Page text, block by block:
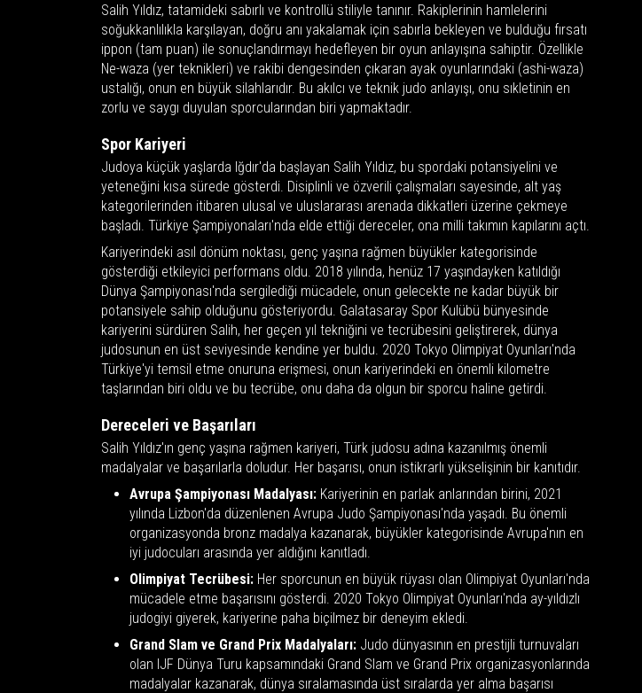
Salih Yıldız, tatamideki sabırlı ve kontrollü stiliyle tanınır. Rakiplerinin hamlelerini
soğukkanlılıkla karşılayan, doğru anı yakalamak için sabırla bekleyen ve bulduğu fırsatı
ippon (tam puan) ile sonuçlandırmayı hedefleyen bir oyun anlayışına sahiptir. Özellikle
Ne-waza (yer teknikleri) ve rakibi dengesinden çıkaran ayak oyunlarındaki (ashi-waza)
ustalığı, onun en büyük silahlarıdır. Bu akılcı ve teknik judo anlayışı, onu sıkletinin en
zorlu ve saygı duyulan sporcularından biri yapmaktadır.
Spor Kariyeri
Judoya küçük yaşlarda Iğdır'da başlayan Salih Yıldız, bu spordaki potansiyelini ve
yeteneğini kısa sürede gösterdi. Disiplinli ve özverili çalışmaları sayesinde, alt yaş
kategorilerinden itibaren ulusal ve uluslararası arenada dikkatleri üzerine çekmeye
başladı. Türkiye Şampiyonaları'nda elde ettiği dereceler, ona milli takımın kapılarını açtı.
Kariyerindeki asıl dönüm noktası, genç yaşına rağmen büyükler kategorisinde
gösterdiği etkileyici performans oldu. 2018 yılında, henüz 17 yaşındayken katıldığı
Dünya Şampiyonası'nda sergilediği mücadele, onun gelecekte ne kadar büyük bir
potansiyele sahip olduğunu gösteriyordu. Galatasaray Spor Kulübü bünyesinde
kariyerini sürdüren Salih, her geçen yıl tekniğini ve tecrübesini geliştirerek, dünya
judosunun en üst seviyesinde kendine yer buldu. 2020 Tokyo Olimpiyat Oyunları'nda
Türkiye'yi temsil etme onuruna erişmesi, onun kariyerindeki en önemli kilometre
taşlarından biri oldu ve bu tecrübe, onu daha da olgun bir sporcu haline getirdi.
Dereceleri ve Başarıları
Salih Yıldız'ın genç yaşına rağmen kariyeri, Türk judosu adına kazanılmış önemli
madalyalar ve başarılarla doludur. Her başarısı, onun istikrarlı yükselişinin bir kanıtıdır.
Avrupa Şampiyonası Madalyası: Kariyerinin en parlak anlarından birini, 2021
yılında Lizbon'da düzenlenen Avrupa Judo Şampiyonası'nda yaşadı. Bu önemli
organizasyonda bronz madalya kazanarak, büyükler kategorisinde Avrupa'nın en
iyi judocuları arasında yer aldığını kanıtladı.
Olimpiyat Tecrübesi: Her sporcunun en büyük rüyası olan Olimpiyat Oyunları'nda
mücadele etme başarısını gösterdi. 2020 Tokyo Olimpiyat Oyunları'nda ay-yıldızlı
judogiyi giyerek, kariyerine paha biçilmez bir deneyim ekledi.
Grand Slam ve Grand Prix Madalyaları: Judo dünyasının en prestijli turnuvaları
olan IJF Dünya Turu kapsamındaki Grand Slam ve Grand Prix organizasyonlarında
madalyalar kazanarak, dünya sıralamasında üst sıralarda yer alma başarısı